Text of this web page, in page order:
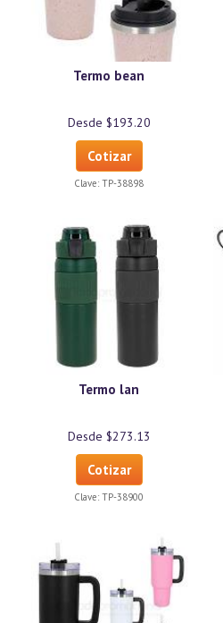
Termo bean
Desde $193.20
Cotizar
Clave: TP-38898
Termo lan
Desde $273.13
Cotizar
Clave: TP-38900